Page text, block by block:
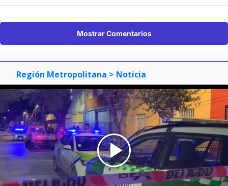
Mostrar Comentarios
Región Metropolitana > Noticia